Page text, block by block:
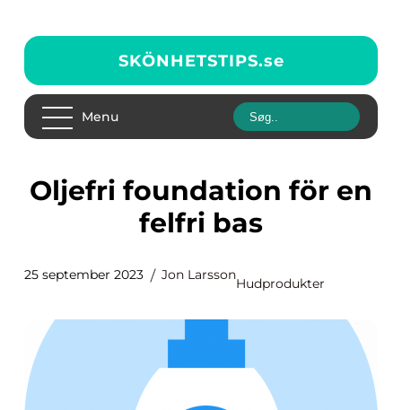
SKÖNHETSTIPS.se
Menu
Oljefri foundation för en
felfri bas
25 september 2023 Jon Larsson
Hudprodukter